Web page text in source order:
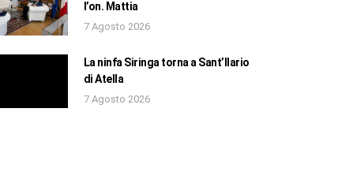
l’on. Mattia
7 Agosto 2026
La ninfa Siringa torna a Sant’Ilario
di Atella
7 Agosto 2026